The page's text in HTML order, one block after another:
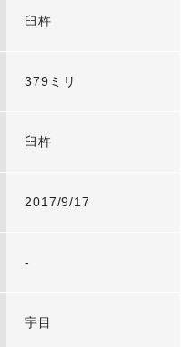
臼杵
379ミリ
臼杵
2017/9/17
-
宇目